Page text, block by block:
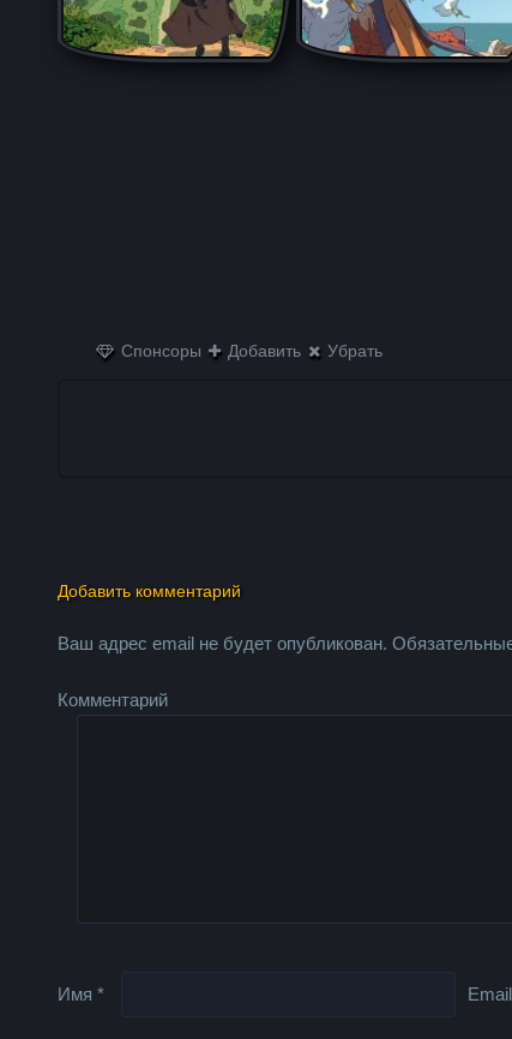
Спонсоры Добавить Убрать
Добавить комментарий
Ваш адрес email не будет опубликован.
Комментарий
Имя*